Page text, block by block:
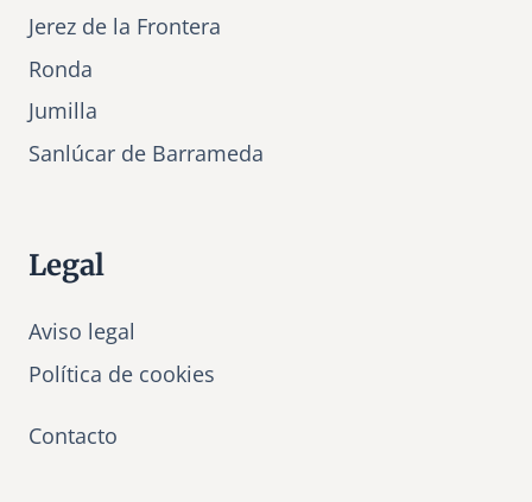
Jerez de la Frontera
Ronda
Jumilla
Sanlúcar de Barrameda
Legal
Aviso legal
Política de cookies
Contacto